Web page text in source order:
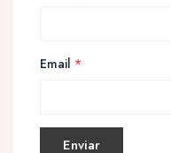
Email *